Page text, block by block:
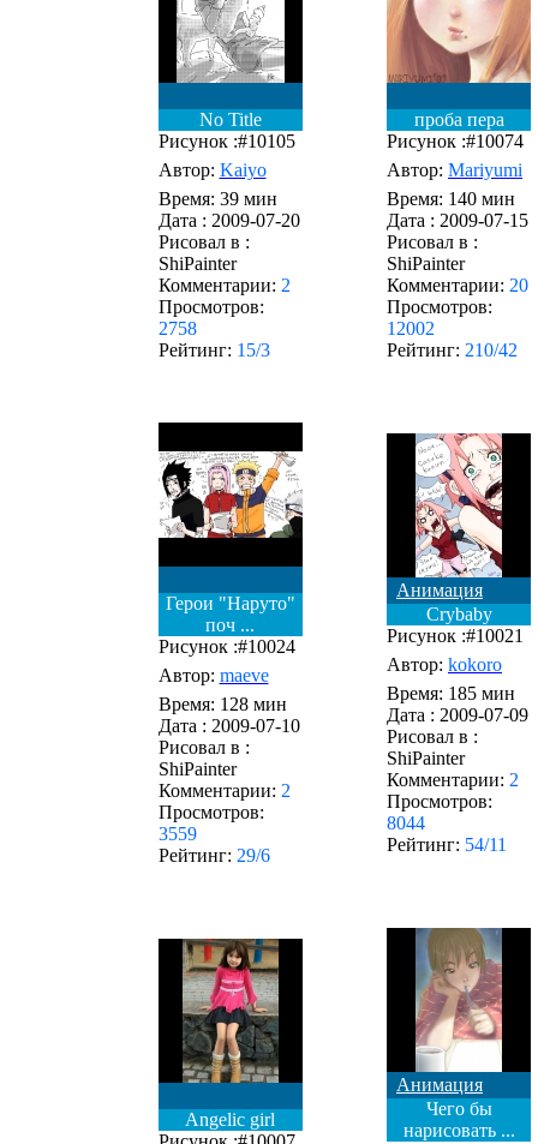
No Title
Рисунок :#10105
Автор: Kaiyo
Время: 39 мин
Дата : 2009-07-20
Рисовал в :
ShiPainter
Комментарии: 2
Просмотров:
2758
Рейтинг: 15/3
проба пера
Рисунок :#10074
Автор: Mariyumi
Время: 140 мин
Дата : 2009-07-15
Рисовал в :
ShiPainter
Комментарии: 20
Просмотров:
12002
Рейтинг: 210/42
Герои "Наруто"
поч ...
Рисунок :#10024
Автор: maeve
Время: 128 мин
Дата : 2009-07-10
Рисовал в :
ShiPainter
Комментарии: 2
Просмотров:
3559
Рейтинг: 29/6
Анимация
Crybaby
Рисунок :#10021
Автор: kokoro
Время: 185 мин
Дата : 2009-07-09
Рисовал в :
ShiPainter
Комментарии: 2
Просмотров:
8044
Рейтинг: 54/11
Angelic girl
Анимация
Чего бы
нарисовать ...